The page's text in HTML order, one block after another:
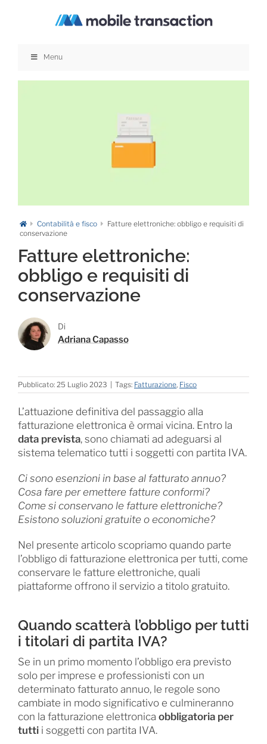
Menu
Contabilità e fisco
Fatture elettroniche: obbligo e requisiti di
conservazione
Fatture elettroniche:
obbligo e requisiti di
conservazione
Di
Adriana Capasso
Pubblicato: 25 Luglio 2023 Tags: Fatturazione, Fisco
L’attuazione definitiva del passaggio alla
fatturazione elettronica è ormai vicina. Entro la
data prevista, sono chiamati ad adeguarsi al
sistema telematico tutti i soggetti con partita IVA.
Ci sono esenzioni in base al fatturato annuo?
Cosa fare per emettere fatture conformi?
Come si conservano le fatture elettroniche?
Esistono soluzioni gratuite o economiche?
Nel presente articolo scopriamo quando parte
l’obbligo di fatturazione elettronica per tutti, come
conservare le fatture elettroniche, quali
piattaforme offrono il servizio a titolo gratuito.
Quando scatterà l’obbligo per tutti
i titolari di partita IVA?
Se in un primo momento l’obbligo era previsto
solo per imprese e professionisti con un
determinato fatturato annuo, le regole sono
cambiate in modo significativo e culmineranno
con la fatturazione elettronica obbligatoria per
tuttii soggetti con partita IVA.